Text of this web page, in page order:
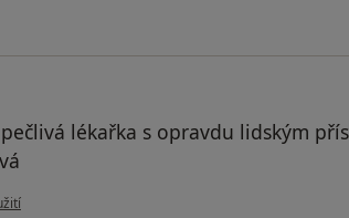
lékařka s opravdu lidským
Pacient